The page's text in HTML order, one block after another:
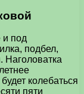
и под
подбел,
Наголоватка
колебаться
пяти